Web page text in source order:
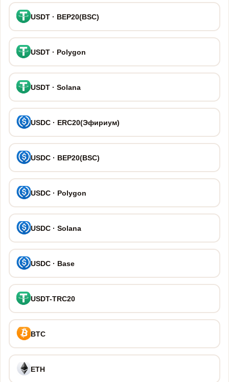
USDT · BEP20(BSC)
USDT · Polygon
USDT · Solana
USDC · ERC20(Эфириум)
USDC · BEP20(BSC)
USDC · Polygon
USDC · Solana
USDC · Base
USDT-TRC20
BTC
ETH